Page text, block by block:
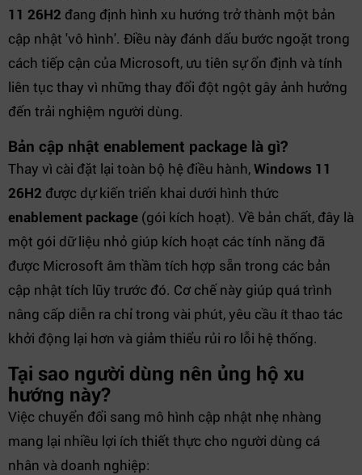
11 26H2 đang định hình xu hướng trở thành một bản
cập nhật 'vô hình'. Điều này đánh dấu bước ngoặt trong
cách tiếp cận của Microsoft, ưu tiên sự ổn định và tính
liên tục thay vì những thay đổi đột ngột gây ảnh hưởng
đến trải nghiệm người dùng.
Bản cập nhật enablement package là gì?
Thay vì cài đặt lại toàn bộ hệ điều hành,Windows 11
26H2 được dự kiến triển khai dưới hình thức
enablement package (gói kích hoạt). Về bản chất, đây là
một gói dữ liệu nhỏ giúp kích hoạt các tính năng đã
được Microsoft âm thầm tích hợp sẵn trong các bản
cập nhật tích lũy trước đó. Cơ chế này giúp quá trình
nâng cấp diễn ra chỉ trong vài phút, yêu cầu ít thao tác
khởi động lại hơn và giảm thiểu rủi ro lỗi hệ thống.
Tại sao người dùng nên ủng hộ xu
hướng này?
Việc chuyển đổi sang mô hình cập nhật nhẹ nhàng
mang lại nhiều lợi ích thiết thực cho người dùng cá
nhân và doanh nghiệp: